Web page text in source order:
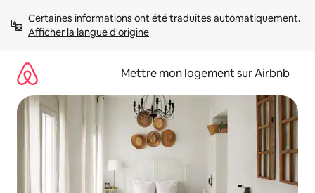
directement
Afficher la langue d'origine
Mettre mon logement sur Airbnb